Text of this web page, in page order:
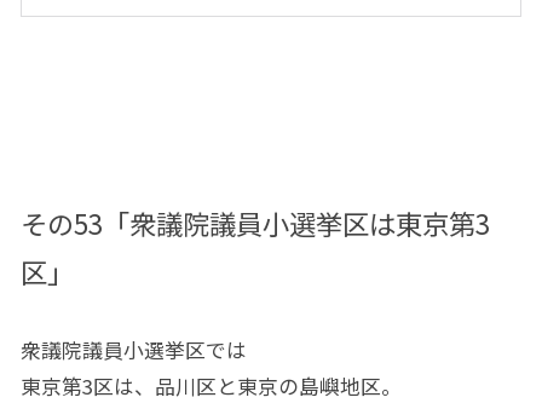
その53「衆議院議員小選挙区は東京第3
区」
衆議院議員小選挙区では
東京第3区は、品川区と東京の島嶼地区。